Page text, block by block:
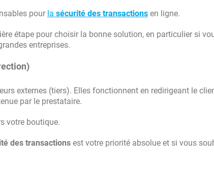
pour la sécurité des transactions en ligne.
étape pour choisir la bonne solution, en particulier si
entreprises.
externes (tiers). Elles fonctionnent en redirigeant le
par le prestataire.
votre boutique.
des transactions est votre priorité absolue et si vous